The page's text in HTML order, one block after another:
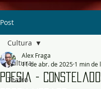
Post
Cultura
Teatro
Cultura
Poesia -
Alex Fraga
11 de abr. de 2025 1 min de